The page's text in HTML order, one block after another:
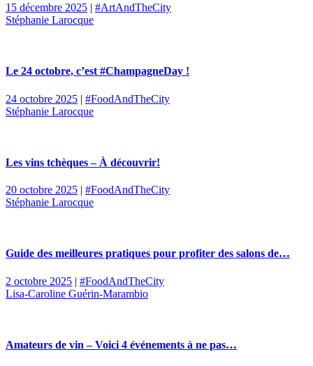
15 décembre 2025 | #ArtAndTheCity
Stéphanie Larocque
Le 24 octobre, c’est #ChampagneDay !
24 octobre 2025 | #FoodAndTheCity
Stéphanie Larocque
Les vins tchèques – À découvrir!
20 octobre 2025 | #FoodAndTheCity
Stéphanie Larocque
Guide des meilleures pratiques pour profiter des salons de…
2 octobre 2025 | #FoodAndTheCity
Lisa-Caroline Guérin-Marambio
Amateurs de vin – Voici 4 événements à ne pas…